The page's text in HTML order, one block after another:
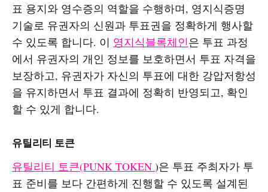
표 용지와 영수증의 역할을 수행하며, 영지식증명
기술로 유권자의 신원과 투표권을 정확하게 행사할
수 있도록 합니다. 이 영지식블록체인은 투표 과정
에서 유권자의 개인 정보를 보호하면서 투표 자격을
보장하고, 유권자가 자신의 투표에 대한 강압저항성
을 유지하면서 투표 결과에 정확히 반영되고, 확인
할 수 있게 합니다.
유틸리티 토큰
유틸리티 토큰(PUNK TOKEN )은 투표 주최자가 투
표 준비를 보다 간편하게 진행할 수 있도록 설계된